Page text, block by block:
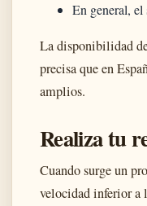
En general,
La disponibilidad
precisa que en
amplios.
Realiza tu
Cuando surge un
velocidad inferior a